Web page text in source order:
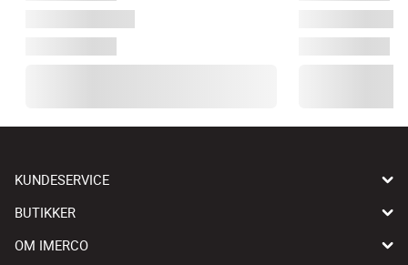
KUNDESERVICE
BUTIKKER
OM IMERCO